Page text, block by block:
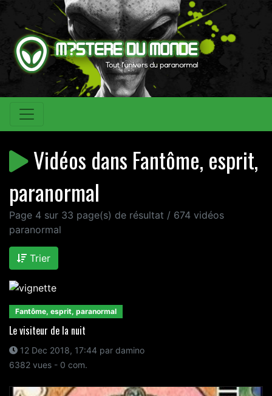
Vidéos dans Fantôme, esprit,
paranormal
Page 4 sur 33 page(s) de résultat / 674 vidéos
paranormal
Trier
Fantôme, esprit, paranormal
Le visiteur de la nuit
12 Dec 2018, 17:44 par damino
6382 vues - 0 com.